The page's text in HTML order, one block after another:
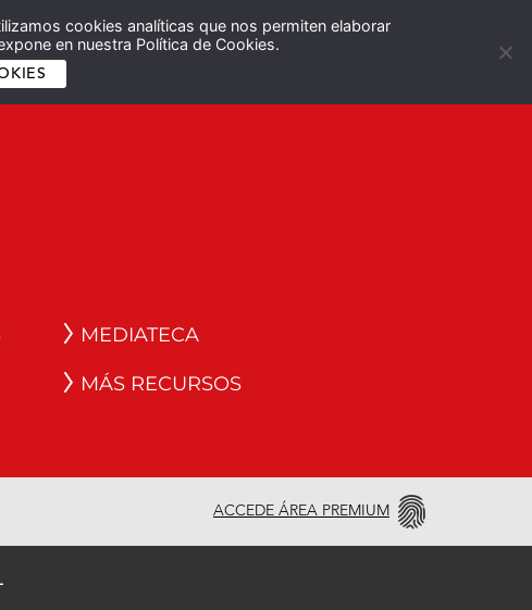
cookies analíticas que nos permiten elaborar
en nuestra Política de Cookies.
Español English
MEDIATECA
MÁS RECURSOS
ACCEDE ÁREA PREMIUM